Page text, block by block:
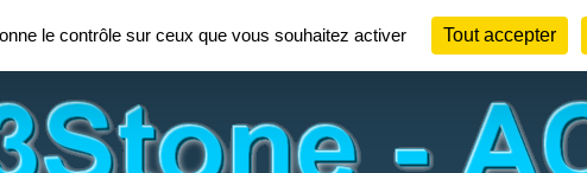
le contrôle sur ceux que vous souhaitez activer
Tout accepter